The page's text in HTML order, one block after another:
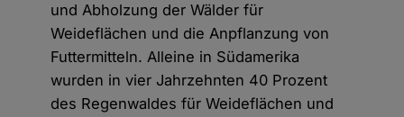
und Abholzung der Wälder für
Weideflächen und die Anpflanzung von
Futtermitteln. Alleine in Südamerika
wurden in vier Jahrzehnten 40 Prozent
des Regenwaldes für Weideflächen und